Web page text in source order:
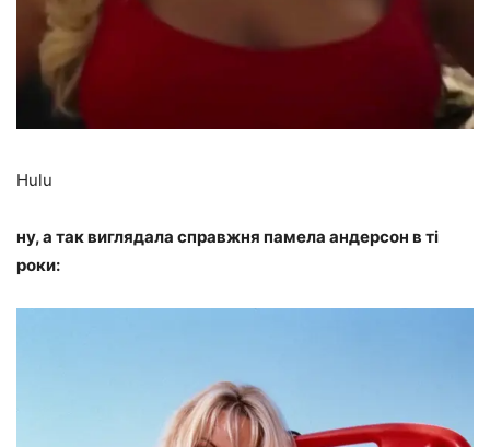
Hulu
ну, а так виглядала справжня памела андерсон в ті
роки: